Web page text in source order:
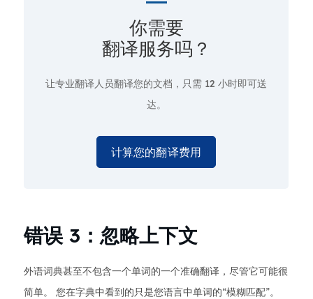
你需要
翻译服务吗？
让专业翻译人员翻译您的文档，只需 12 小时即可送
达。
计算您的翻译费用
错误 3：忽略上下文
外语词典甚至不包含一个单词的一个准确翻译，尽管它可能很
简单。 您在字典中看到的只是您语言中单词的“模糊匹配”。